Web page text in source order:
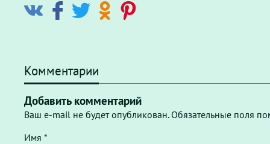
Комментарии
Добавить комментарий
Ваш e-mail не будет опубликован. Обязательные поля
Имя *